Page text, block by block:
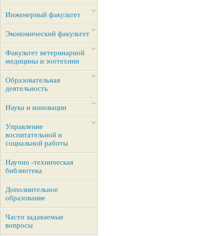
Инженерный факультет
Экономический факультет
Факультет ветеринарной
медицины и зоотехнии
Образовательная
деятельность
Наука и инновации
Управление
воспитательной и
социальной работы
Научно -техническая
библиотека
Дополнительное
образование
Часто задаваемые
вопросы